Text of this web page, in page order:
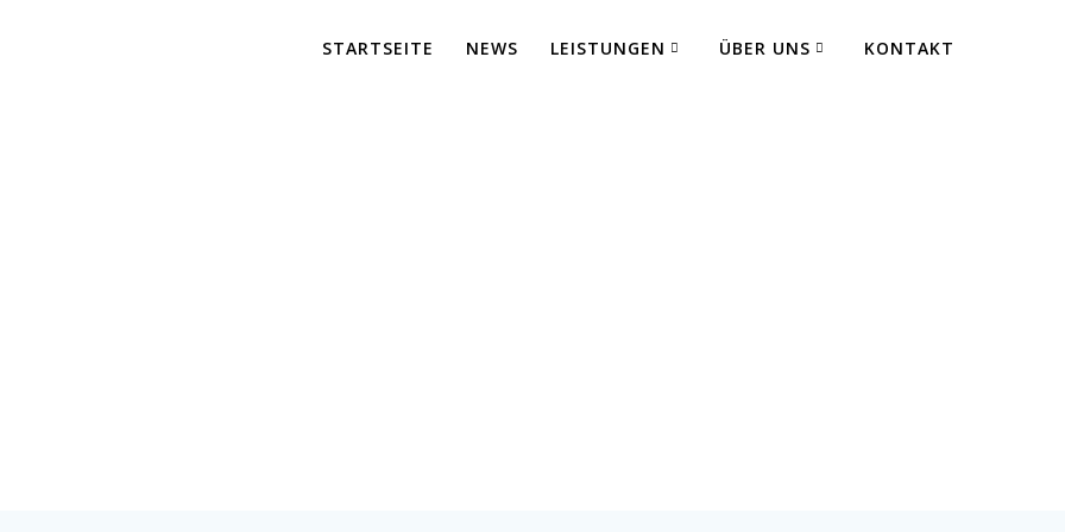
STARTSEITE NEWS LEISTUNGEN ÜBER UNS KONTAKT